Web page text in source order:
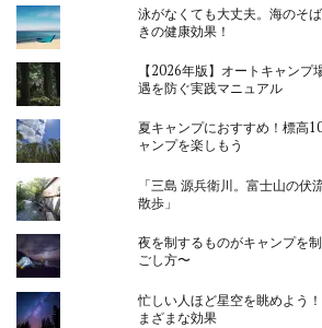
泳がなくても大丈夫。海のそ
きの健康効果！
【2026年版】オートキャン
遇を防ぐ実践マニュアル
夏キャンプにおすすめ！標高
ャンプを楽しもう
「三島 源兵衛川。富士山の伏
散歩」
夜を制するものがキャンプを
ごし方〜
忙しい人ほど星空を眺めよう
まざまな効果